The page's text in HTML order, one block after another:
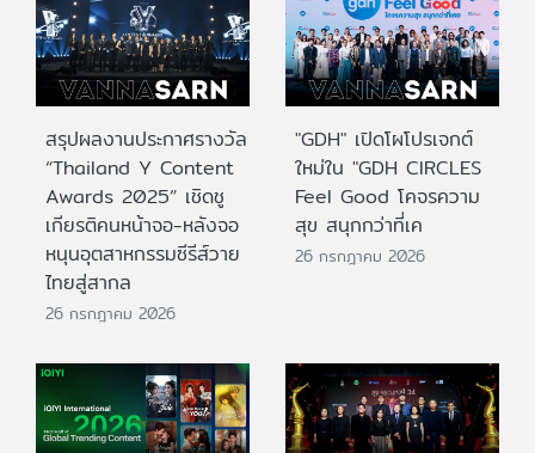
สรุปผลงานประกาศรางวัล
“Thailand Y Content
Awards 2025” เชิดชู
เกียรติคนหน้าจอ-หลังจอ
หนุนอุตสาหกรรมซีรีส์วาย
ไทยสู่สากล
26 กรกฎาคม 2026
"GDH" เปิดโผโปรเจกต์
ใหม่ใน "GDH CIRCLES
Feel Good โคจรความ
สุข สนุกกว่าที่เค
26 กรกฎาคม 2026